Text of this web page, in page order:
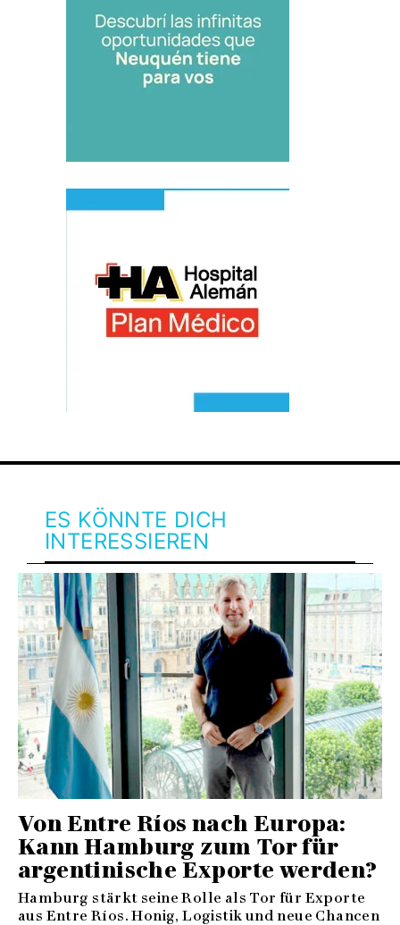
ES KÖNNTE DICH
INTERESSIEREN
Von Entre Ríos nach Europa:
Kann Hamburg zum Tor für
argentinische Exporte werden?
Hamburg stärkt seine Rolle als Tor für Exporte
aus Entre Ríos. Honig, Logistik und neue Chancen